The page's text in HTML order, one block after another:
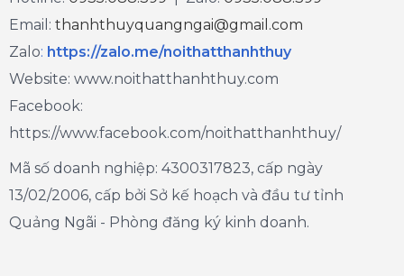
Email: thanhthuyquangngai@gmail.com
Zalo: https://zalo.me/noithatthanhthuy
Website: www.noithatthanhthuy.com
Facebook:
https://www.facebook.com/noithatthanhthuy/
Mã số doanh nghiệp: 4300317823, cấp ngày
13/02/2006, cấp bởi Sở kế hoạch và đầu tư tỉnh
Quảng Ngãi - Phòng đăng ký kinh doanh.